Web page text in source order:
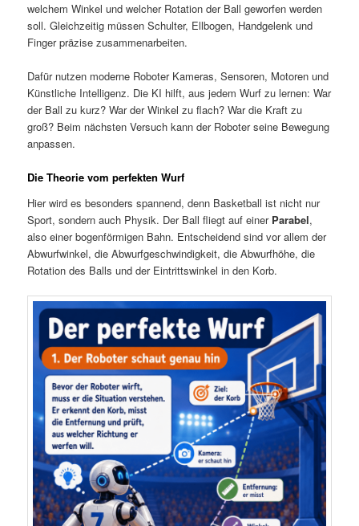
welchem Winkel und welcher Rotation der Ball geworfen werden
soll. Gleichzeitig müssen Schulter, Ellbogen, Handgelenk und
Finger präzise zusammenarbeiten.
Dafür nutzen moderne Roboter Kameras, Sensoren, Motoren und
Künstliche Intelligenz. Die KI hilft, aus jedem Wurf zu lernen: War
der Ball zu kurz? War der Winkel zu flach? War die Kraft zu
groß? Beim nächsten Versuch kann der Roboter seine Bewegung
anpassen.
Die Theorie vom perfekten Wurf
Hier wird es besonders spannend, denn Basketball ist nicht nur
Sport, sondern auch Physik. Der Ball fliegt auf einer Parabel,
also einer bogenförmigen Bahn. Entscheidend sind vor allem der
Abwurfwinkel, die Abwurfgeschwindigkeit, die Abwurfhöhe, die
Rotation des Balls und der Eintrittswinkel in den Korb.